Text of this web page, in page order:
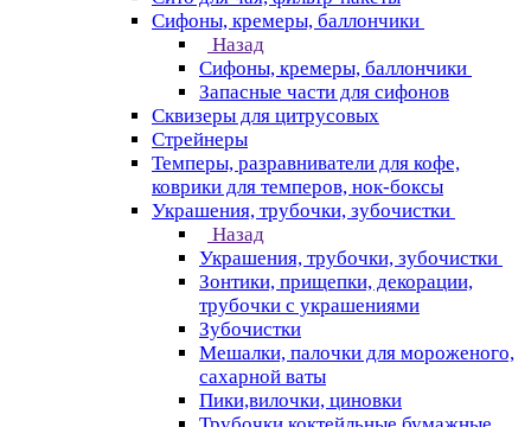
Сифоны, кремеры, баллончики
Назад
Сифоны, кремеры, баллончики
Запасные части для сифонов
Сквизеры для цитрусовых
Стрейнеры
Темперы, разравниватели для кофе,
коврики для темперов, нок-боксы
Украшения, трубочки, зубочистки
Назад
Украшения, трубочки, зубочистки
Зонтики, прищепки, декорации,
трубочки с украшениями
Зубочистки
Мешалки, палочки для мороженого,
сахарной ваты
Пики,вилочки, циновки